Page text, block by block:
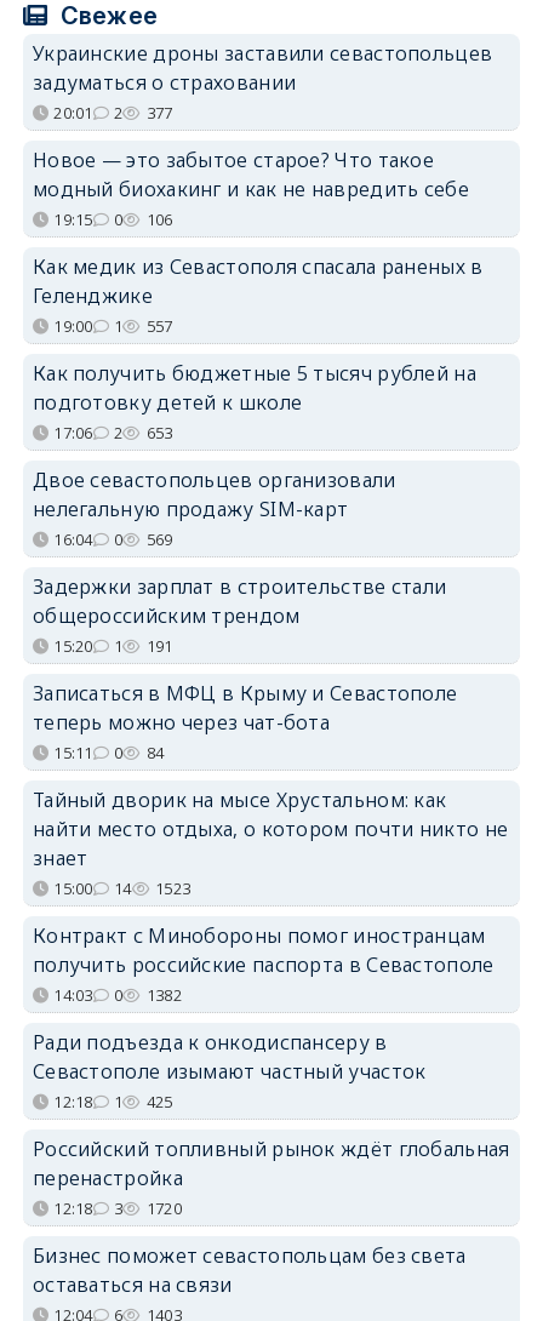
Свежее
Украинские дроны заставили севастопольцев
задуматься о страховании
20:01 2 377
Новое — это забытое старое? Что такое
модный биохакинг и как не навредить себе
19:15 0 106
Как медик из Севастополя спасала раненых в
Геленджике
19:00 1 557
Как получить бюджетные 5 тысяч рублей на
подготовку детей к школе
17:06 2 653
Двое севастопольцев организовали
нелегальную продажу SIM-карт
16:04 0 569
Задержки зарплат в строительстве стали
общероссийским трендом
15:20 1 191
Записаться в МФЦ в Крыму и Севастополе
теперь можно через чат-бота
15:11 0 84
Тайный дворик на мысе Хрустальном: как
найти место отдыха, о котором почти никто не
знает
15:00 14 1523
Контракт с Минобороны помог иностранцам
получить российские паспорта в Севастополе
14:03 0 1382
Ради подъезда к онкодиспансеру в
Севастополе изымают частный участок
12:18 1 425
Российский топливный рынок ждёт глобальная
перенастройка
12:18 3 1720
Бизнес поможет севастопольцам без света
оставаться на связи
12:04 6 1403